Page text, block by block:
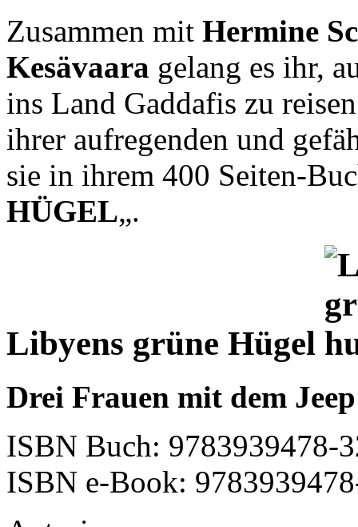
Zusammen mit Hermine
Kesävaara gelang es ihr,
ins Land Gaddafis zu
ihrer aufregenden und
sie in ihrem 400 Seiten-
HÜGEL„.
Libyens grüne Hügel
Drei Frauen mit dem
ISBN Buch: 9783939478-
ISBN e-Book: